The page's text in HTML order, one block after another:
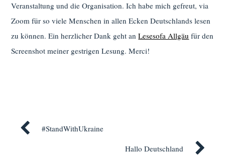
Veranstaltung und die Organisation. Ich habe mich gefreut, via
Zoom für so viele Menschen in allen Ecken Deutschlands lesen
zu können. Ein herzlicher Dank geht anLesesofa Allgäu für den
Screenshot meiner gestrigen Lesung. Merci!
#StandWithUkraine
Hallo Deutschland